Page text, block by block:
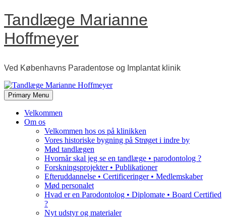
Skip
to
content
Tandlæge Marianne
Hoffmeyer
Ved Københavns Paradentose og Implantat klinik
Primary Menu
Velkommen
Om os
Velkommen hos os på klinikken
Vores historiske bygning på Strøget i indre by
Mød tandlægen
Hvornår skal jeg se en tandlæge • parodontolog ?
Forskningsprojekter • Publikationer
Efteruddannelse • Certificeringer • Medlemskaber
Mød personalet
Hvad er en Parodontolog • Diplomate • Board Certified
?
Nyt udstyr og materialer